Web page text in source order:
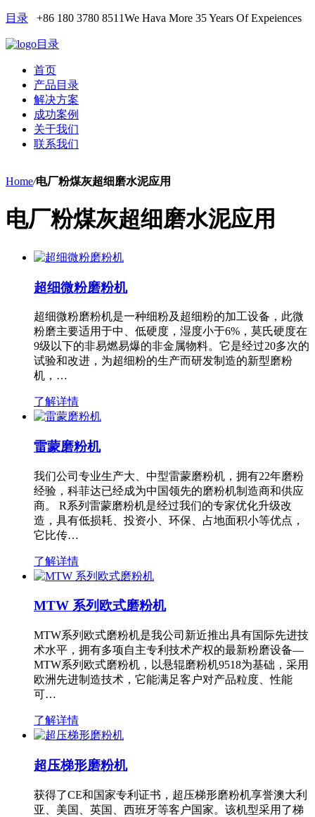
目录 +86 180 3780 8511We Hava More 35 Years Of Expeiences
目录
首页
产品目录
解决方案
成功案例
关于我们
联系我们
Home/电厂粉煤灰超细磨水泥应用
电厂粉煤灰超细磨水泥应用
超细微粉磨粉机
超细微粉磨粉机是一种细粉及超细粉的加工设备，此微
粉磨主要适用于中、低硬度，湿度小于6%，莫氏硬度在
9级以下的非易燃易爆的非金属物料。它是经过20多次的
试验和改进，为超细粉的生产而研发制造的新型磨粉
机，…
了解详情
雷蒙磨粉机
我们公司专业生产大、中型雷蒙磨粉机，拥有22年磨粉
经验，科菲达已经成为中国领先的磨粉机制造商和供应
商。 R系列雷蒙磨粉机是经过我们的专家优化升级改
造，具有低损耗、投资小、环保、占地面积小等优点，
它比传…
了解详情
MTW 系列欧式磨粉机
MTW系列欧式磨粉机是我公司新近推出具有国际先进技
术水平，拥有多项自主专利技术产权的最新粉磨设备—
MTW系列欧式磨粉机，以悬辊磨粉机9518为基础，采用
欧洲先进制造技术，它能满足客户对产品粒度、性能
可…
了解详情
超压梯形磨粉机
获得了CE和国家专利证书，超压梯形磨粉机享誉澳大利
亚、美国、英国、西班牙等客户国家。该机型采用了梯